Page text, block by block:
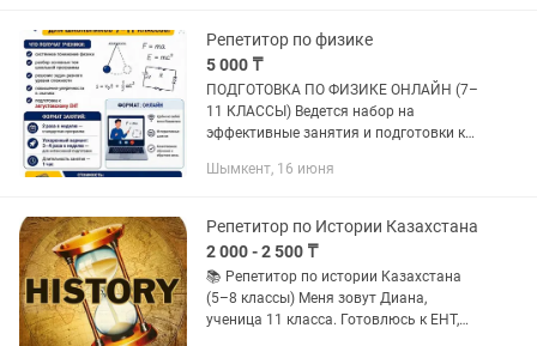
Репетитор по физике
5 000 ₸
ПОДГОТОВКА ПО ФИЗИКЕ ОНЛАЙН (7–
11 КЛАССЫ) Ведется набор на
эффективные занятия и подготовки к
занятиях: Формат: Онлайн по всему
проходят в...
Шымкент, 16 июня
Репетитор по Истории Казахстана
2 000 - 2 500 ₸
📚 Репетитор по истории Казахстана
(5–8 классы) Меня зовут Диана,
ученица 11 класса. Готовлюсь к ЕНТ,